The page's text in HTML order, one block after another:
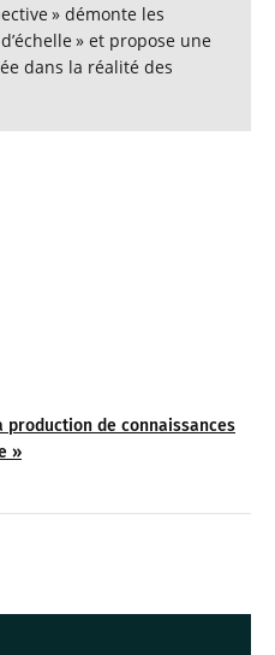
de connaissances
»
» démonte les
» et propose une
dans la réalité des